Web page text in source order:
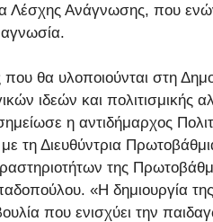
Λέσχης Ανάγνωσης, που
που θα υλοποιούνται στη
ιδεών και πολιτισμικής
η αντιδήμαρχος
τη Διευθύντρια
της
«Η δημιουργία
που ενισχύει την